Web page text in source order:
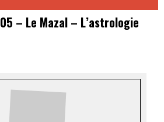
– Le Mazal – L’astrologie